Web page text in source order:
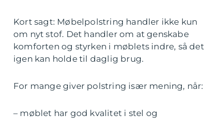
Kort sagt: Møbelpolstring handler ikke kun
om nyt stof. Det handler om at genskabe
komforten og styrken i møblets indre, så det
igen kan holde til daglig brug.
For mange giver polstring især mening, når:
– møblet har god kvalitet i stel og